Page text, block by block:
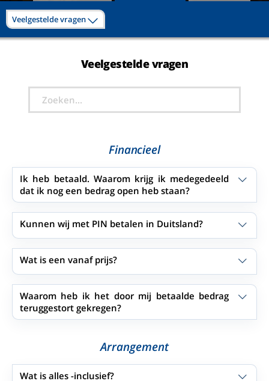
Veelgestelde vragen
Veelgestelde vragen
Financieel
Ik heb betaald. Waarom krijg ik medegedeeld
dat ik nog een bedrag open heb staan?
Kunnen wij met PIN betalen in Duitsland?
Wat is een vanaf prijs?
Waarom heb ik het door mij betaalde bedrag
teruggestort gekregen?
Arrangement
Wat is alles -inclusief?